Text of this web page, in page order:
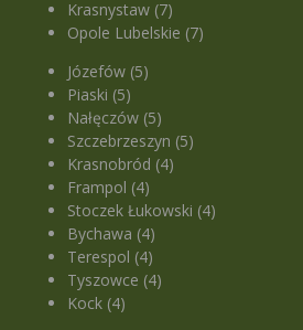
Krasnystaw (7)
Opole Lubelskie (7)
Józefów (5)
Piaski (5)
Nałęczów (5)
Szczebrzeszyn (5)
Krasnobród (4)
Frampol (4)
Stoczek Łukowski (4)
Bychawa (4)
Terespol (4)
Tyszowce (4)
Kock (4)